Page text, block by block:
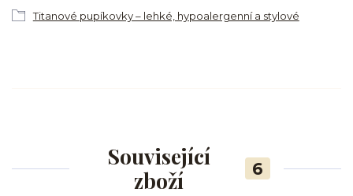
Titanové pupíkovky – lehké, hypoalergenní a stylové
Související
zboží
6